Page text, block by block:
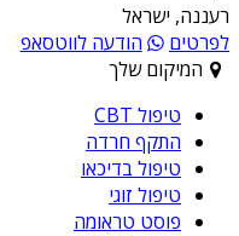
רעננה, ישראל
לפרטים
הודעה לווטסאפ
המיקום שלך
טיפול CBT
התקף חרדה
טיפול בדיכאו
טיפול זוגי
פוסט טראומה